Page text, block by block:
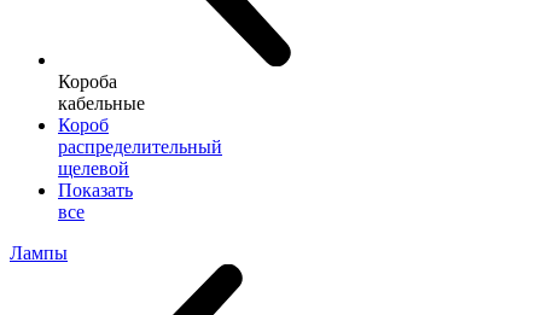
Короба
кабельные
Короб
распределительный
щелевой
Показать
все
Лампы